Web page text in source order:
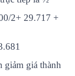
2+ 29.717 +
giảm giá thành